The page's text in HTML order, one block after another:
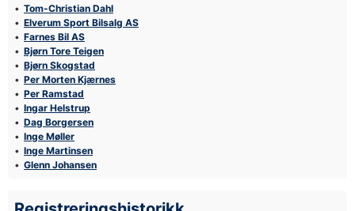
Tom-Christian Dahl
Elverum Sport Bilsalg AS
Farnes Bil AS
Bjørn Tore Teigen
Bjørn Skogstad
Per Morten Kjærnes
Per Ramstad
Ingar Helstrup
Dag Borgersen
Inge Møller
Inge Martinsen
Glenn Johansen